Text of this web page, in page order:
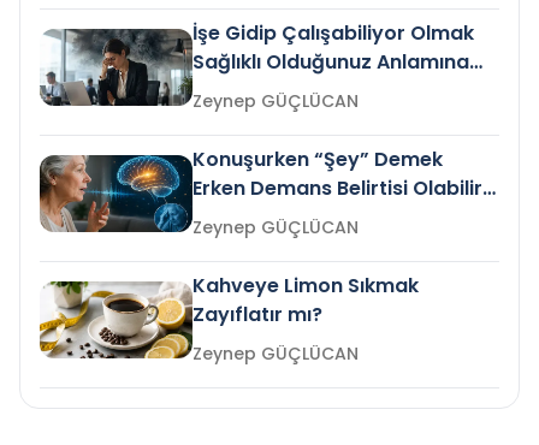
İşe Gidip Çalışabiliyor Olmak
Sağlıklı Olduğunuz Anlamına
Gelir mi?Zeynep GÜÇLÜCAN
Konuşurken “Şey” Demek
Erken Demans Belirtisi Olabilir
mi?
Zeynep GÜÇLÜCAN
Kahveye Limon Sıkmak
Zayıflatır mı?
Zeynep GÜÇLÜCAN